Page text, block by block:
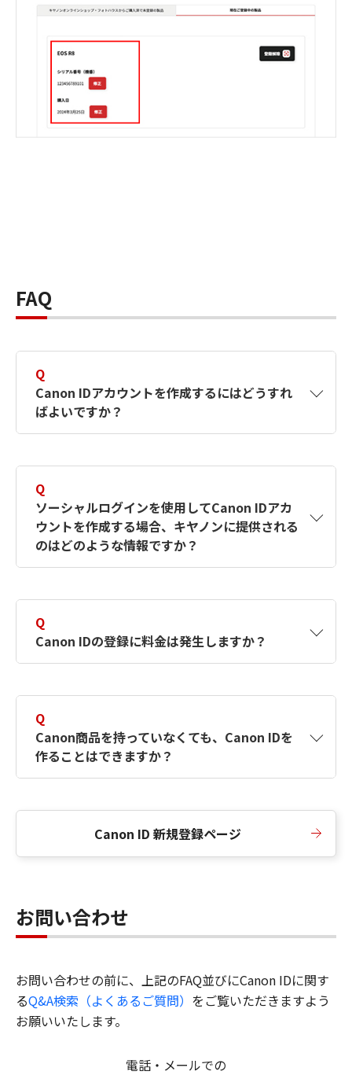
FAQ
Q
Canon IDアカウントを作成するにはどうすれ
ばよいですか？
す。詳しい作成方法は【カメラ】Canon IDとは
何ですか？Canon IDの作成方法は？をご確認く
ださい。
Q
ソーシャルログインを使用してCanon IDアカ
ウントを作成する場合、キヤノンに提供される
のはどのような情報ですか？
択したサービスから取得します。アカウントを
簡単に作成できるように、この情報を使用して
Canon IDの登録フォームを入力します。
Q
Canon IDの登録に料金は発生しますか？
Q
Canon商品を持っていなくても、Canon IDを
作ることはできますか？
Canon ID 新規登録ページ
お問い合わせ
お問い合わせの前に、上記のFAQ並びにCanon IDに関す
るQ&A検索（よくあるご質問） をご覧いただきますよう
お願いいたします。
電話・メールでの